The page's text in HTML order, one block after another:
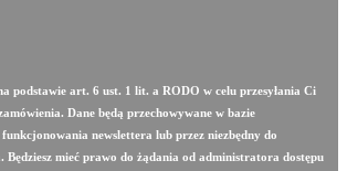
podstawie art. 6 ust. 1 lit. a RODO w celu przesyłania Ci
Dane będą przechowywane w bazie
newslettera lub przez niezbędny do
Będziesz mieć prawo do żądania od administratora dostępu